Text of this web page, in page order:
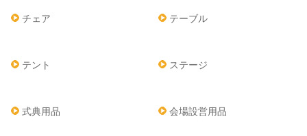
チェア テーブル
テント ステージ
式典用品 会場設営用品